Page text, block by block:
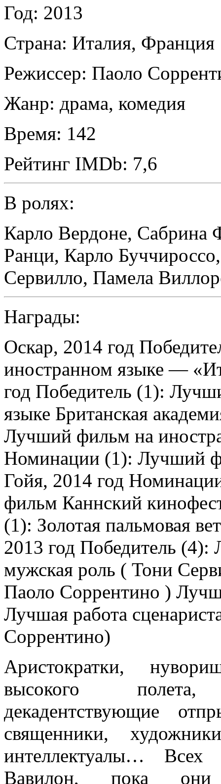
Год: 2013
Страна: Италия, Франция
Режиссер: Паоло
Жанр: драма, комедия
Время: 142
Рейтинг IMDb: 7,6
В ролях:
Карло Вердоне, Сабрина
Ранци, Карло Буччироссо
Сервилло, Памела
Награды:
Оскар, 2014 год
иностранном языке —
год Победитель (1):
языке Британская
Лучший фильм на
Номинации (1): Лучший
Гойя, 2014 год
фильм Каннский
(1): Золотая пальмовая
2013 год Победитель
мужская роль ( Тони
Паоло Соррентино )
Лучшая работа
Соррентино)
Аристократки,
высокого
декадентствующие
священники,
интеллектуалы…
Вавилон, пока